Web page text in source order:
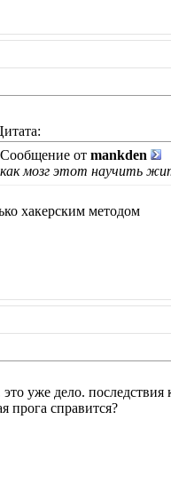
Сообщение от mankden
как мозг этот научить
хакерским методом
это уже дело. последствия
прога справится?